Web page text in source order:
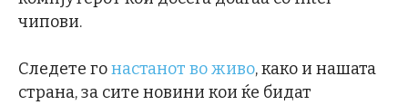
чипови.
Следете гонастанот во живо, како и нашата
страна, за сите новини кои ќе бидат